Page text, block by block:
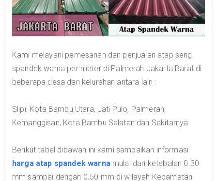
Kami melayani pemesanan dan penjualan atap seng
spandek warna per meter di Palmerah Jakarta Barat di
beberapa desa dan kelurahan antara lain :
Slipi, Kota Bambu Utara, Jati Pulo, Palmerah,
Kemanggisan, Kota Bambu Selatan dan Sekitarnya.
Berikut tabel dibawah ini kami sampaikan informasi
harga atap spandek warnamulai dari ketebalan 0.30
mm sampai dengan 0.50 mm di wilayah Kecamatan